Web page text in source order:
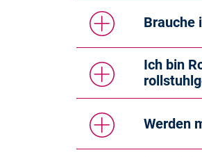
Brauche
Ich bin
Werden